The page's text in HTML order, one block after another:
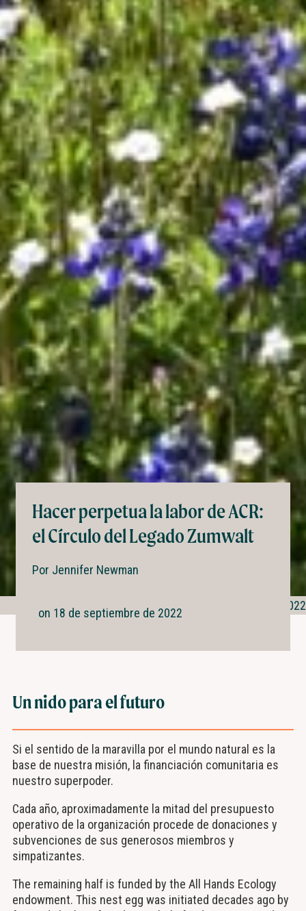
By Jennifer Newman on September 18, 2022
Hacer perpetua la labor de ACR:
el Círculo del Legado Zumwalt
Por Jennifer Newman
on 18 de septiembre de 2022
Un nido para el futuro
Si el sentido de la maravilla por el mundo natural es la
base de nuestra misión, la financiación comunitaria es
nuestro superpoder.
Cada año, aproximadamente la mitad del presupuesto
operativo de la organización procede de donaciones y
subvenciones de sus generosos miembros y
simpatizantes.
The remaining half is funded by the All Hands Ecology
endowment. This nest egg was initiated decades ago by